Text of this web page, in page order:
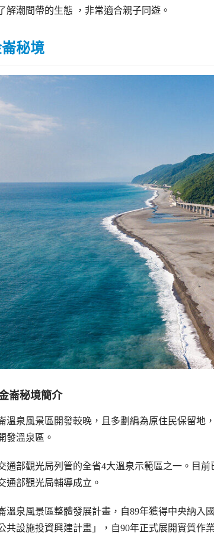
解潮間帶的生態 ，非常適合親子同遊。
秘境
崙秘境簡介
溫泉風景區開發較晚，且多劃編為原住民保留地
發溫泉區。
通部觀光局列管的全省4大溫泉示範區之一。目
通部觀光局輔導成立。
溫泉風景區整體發展計畫，自89年獲得中央納入
共設施投資興建計畫」，自90年正式展開實質作